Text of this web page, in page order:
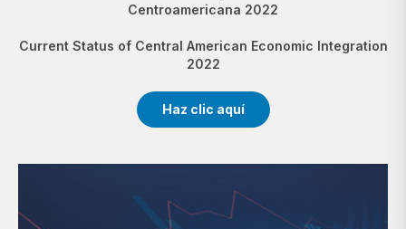
Centroamericana 2022
Current Status of Central American Economic Integration
2022
Haz clic aquí